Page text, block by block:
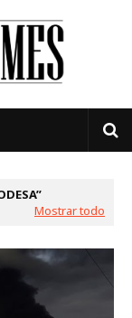
Mostrar todo